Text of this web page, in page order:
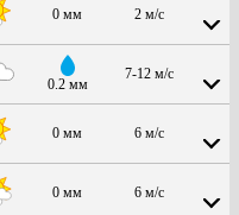
0 мм 2 м/с
0.2 мм
7-12 м/с
0 мм 6 м/с
0 мм 6 м/с